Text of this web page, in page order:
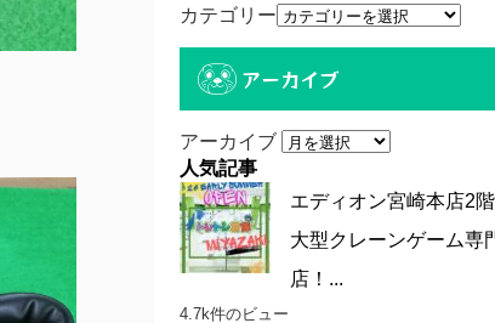
カテゴリー
アーカイブ
アーカイブ
人気記事
エディオン宮崎本店2
大型クレーンゲーム専
店！...
4.7k件のビュー